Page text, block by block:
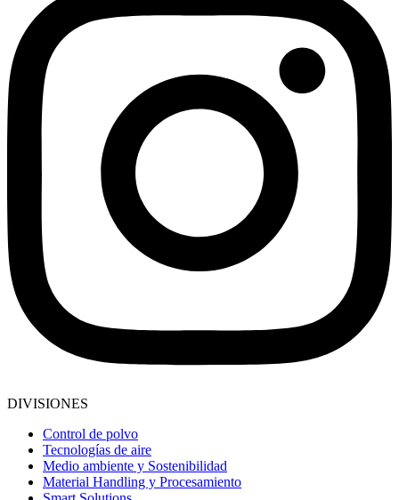
DIVISIONES
Control de polvo
Tecnologías de aire
Medio ambiente y Sostenibilidad
Material Handling y Procesamiento